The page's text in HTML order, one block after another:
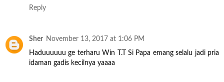
Reply
Sher November 13, 2017 at 1:06 PM
Haduuuuuu ge terharu Win T.T Si Papa emang selalu jadi pria
idaman gadis kecilnya yaaaa